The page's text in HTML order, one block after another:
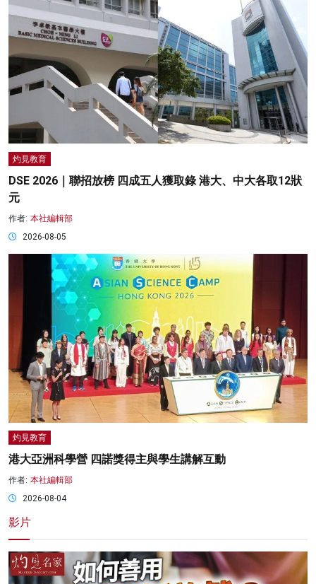
灼見教育
DSE 2026｜聯招放榜 四成五人獲取錄 港大、中大各取12狀
元
作者: 本社編輯部
2026-08-05
灼見教育
港大亞洲科學營 四諾獎得主與學生講解互動
作者: 本社編輯部
2026-08-04
影片